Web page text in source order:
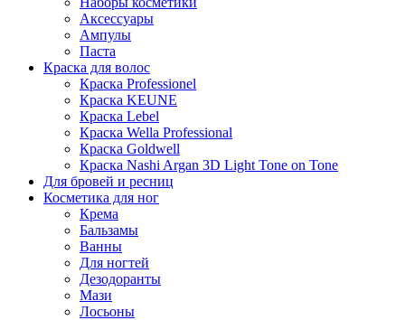
Аксессуары
Ампулы
Паста
Краска для волос
Краска Professionel
Краска KEUNE
Краска Lebel
Краска Wella Professional
Краска Goldwell
Краска Nashi Argan 3D Light Tone on Tone
Для бровей и ресниц
Косметика для ног
Крема
Бальзамы
Ванны
Для ногтей
Дезодоранты
Мази
Лосьоны